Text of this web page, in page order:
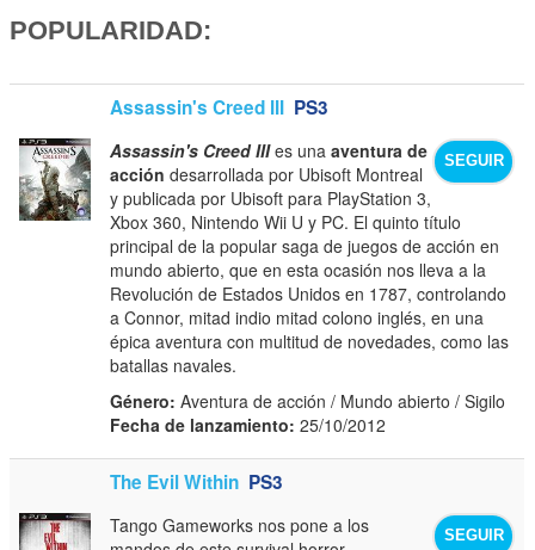
POPULARIDAD:
Assassin's Creed III PS3
SEGUIR
Assassin's Creed IIIes unaaventura de
acción desarrollada por Ubisoft Montreal
y publicada por Ubisoft para PlayStation 3,
Xbox 360, Nintendo Wii U y PC. El quinto título
principal de la popular saga de juegos de acción en
mundo abierto, que en esta ocasión nos lleva a la
Revolución de Estados Unidos en 1787, controlando
a Connor, mitad indio mitad colono inglés, en una
épica aventura con multitud de novedades, como las
batallas navales.
Género: Aventura de acción / Mundo abierto / Sigilo
Fecha de lanzamiento: 25/10/2012
The Evil Within PS3
SEGUIR
Tango Gameworks nos pone a los